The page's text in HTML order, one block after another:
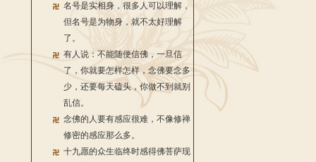
名号是实相身，很多人可以理解，
但名号是为物身，就不太好理解
了。
有人说：不能随便信佛，一旦信
了，你就要怎样怎样，念佛要念多
少，还要每天磕头，你做不到就别
乱信。
念佛的人要有感应很难，不像修禅
修密的感应那么多。
十九愿的众生临终时感得佛菩萨现